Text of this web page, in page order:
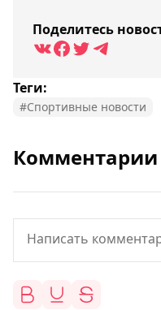
Поделитесь
Теги:
#Спортивные новости
Комментарии